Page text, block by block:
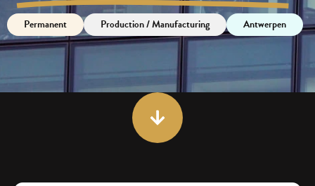
Permanent Production / Manufacturing Antwerpen